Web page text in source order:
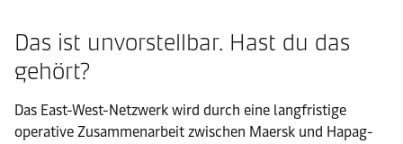
Das ist unvorstellbar. Hast du das
gehört?
Das East-West-Netzwerk wird durch eine langfristige
operative Zusammenarbeit zwischen Maersk und Hapag-